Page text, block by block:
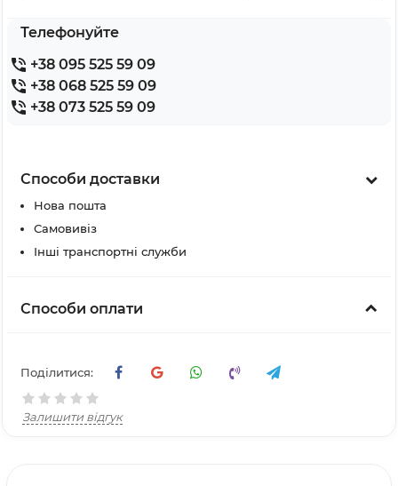
Телефонуйте
+38 095 525 59 09
+38 068 525 59 09
+38 073 525 59 09
Способи доставки
Нова пошта
Самовивіз
Інші транспортні служби
Способи оплати
Поділитися:
Залишити відгук